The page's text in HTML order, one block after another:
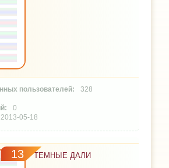
328
0
2013-05-18
13 ТЕМНЫЕ ДАЛИ